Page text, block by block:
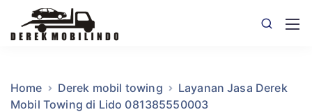
Home Derek mobil towing
Layanan Jasa Derek
Mobil Towing di Lido 081385550003